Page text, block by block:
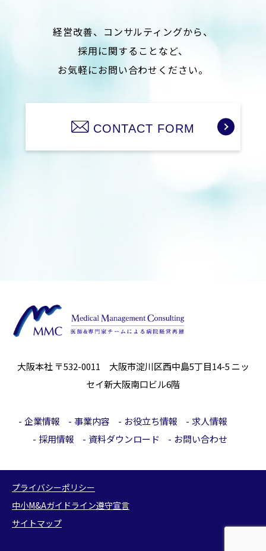
経営改善、コンサルティングから、
採用に関することなど、
お気軽にお問い合わせください。
CONTACT FORM
大阪本社 〒532-0011 大阪市淀川区西中島5丁目14-5 ニッ
セイ新大阪南口ビル6階
企業情報 事業内容 お役立ち情報
求人情報
採用情報
資料ダウンロード お問い合わせ
プライバシーポリシー
中小M&Aガイドライン遵守宣言
サイトマップ